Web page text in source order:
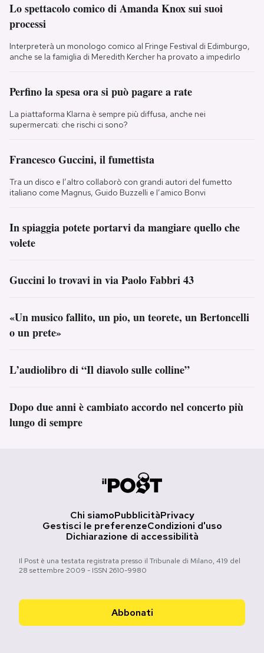
Lo spettacolo comico di Amanda Knox sui suoi
processi
Interpreterà un monologo comico al Fringe Festival di Edimburgo,
anche se la famiglia di Meredith Kercher ha provato a impedirlo
Perfino la spesa ora si può pagare a rate
La piattaforma Klarna è sempre più diffusa, anche nei
supermercati: che rischi ci sono?
Francesco Guccini, il fumettista
Tra un disco e l’altro collaborò con grandi autori del fumetto
italiano come Magnus, Guido Buzzelli e l’amico Bonvi
In spiaggia potete portarvi da mangiare quello che
volete
Guccini lo trovavi in via Paolo Fabbri 43
«Un musico fallito, un pio, un teorete, un Bertoncelli
o un prete»
L’audiolibro di “Il diavolo sulle colline”
Dopo due anni è cambiato accordo nel concerto più
lungo di sempre
Chi siamoPubblicitàPrivacy
Gestisci le preferenzeCondizioni d'uso
Dichiarazione di accessibilità
Il Post è una testata registrata presso il Tribunale di Milano, 419 del
28 settembre 2009 - ISSN 2610-9980
Abbonati